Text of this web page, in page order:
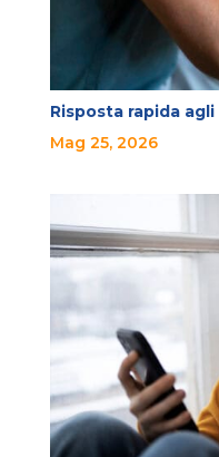
Risposta rapida
Mag 25, 2026